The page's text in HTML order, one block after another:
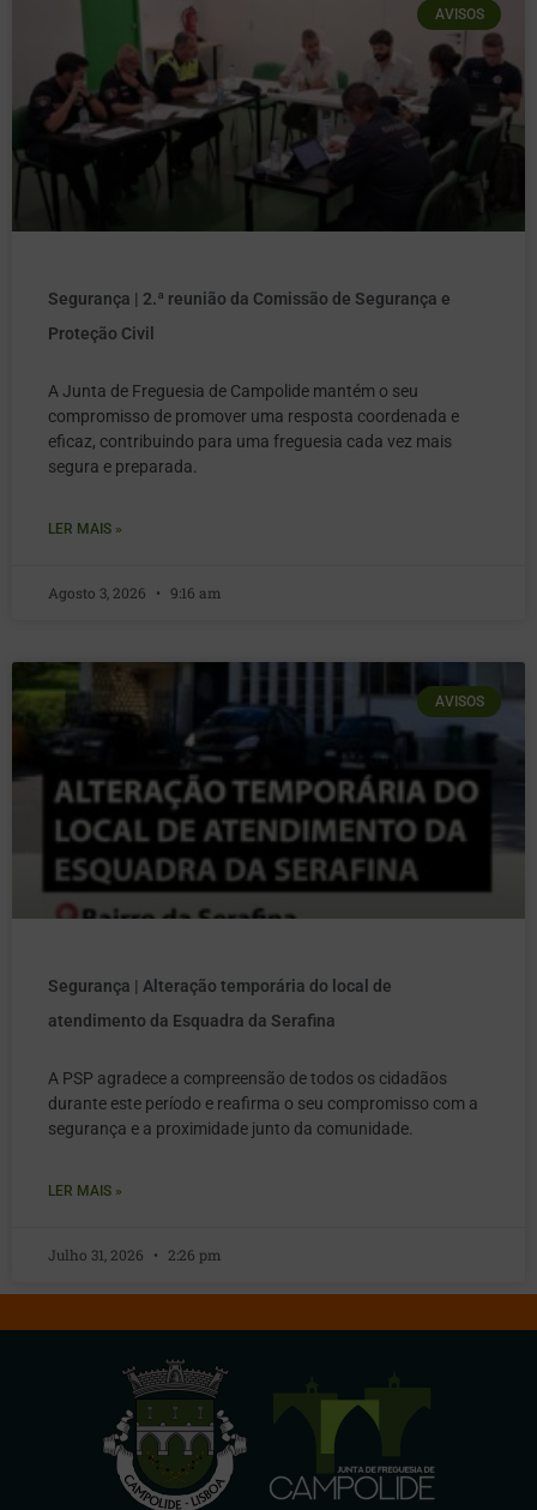
AVISOS
Segurança | 2.ª reunião da Comissão de Segurança e
Proteção Civil
A Junta de Freguesia de Campolide mantém o seu
compromisso de promover uma resposta coordenada e
eficaz, contribuindo para uma freguesia cada vez mais
segura e preparada.
LER MAIS »
Agosto 3, 2026 9:16 am
AVISOS
Segurança | Alteração temporária do local de
atendimento da Esquadra da Serafina
A PSP agradece a compreensão de todos os cidadãos
durante este período e reafirma o seu compromisso com a
segurança e a proximidade junto da comunidade.
LER MAIS »
Julho 31, 2026 2:26 pm